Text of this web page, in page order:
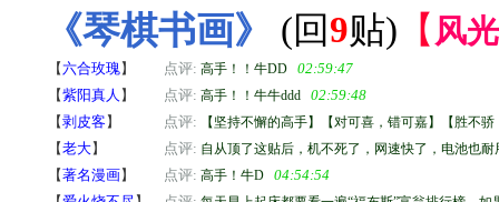
《琴棋书画》 (回9贴) 【 风
【六合玫瑰】 点评: 高手！！牛DD
02:59:47
【紫阳真人 】 点评: 高手！！牛牛ddd
02:59:48
【剥皮客】 点评: 【坚持不懈的高手】【对可喜，错可嘉】【胜不
【老大】 点评: 自从顶了这贴后，机不死了，网速快了，电池也
【著名漫画】 点评: 高手！牛D
04:54:54